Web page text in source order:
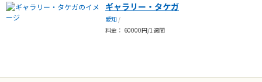
ギャラリー・タケガ
愛知 /
料金： 60000円/1週間